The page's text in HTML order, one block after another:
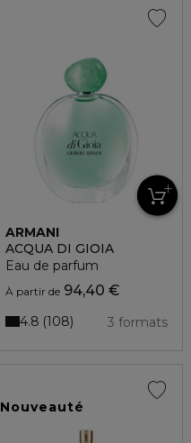
ARMANI
ACQUA DI GIOIA
Eau de parfum
À partir de94,40 €
3 formats
4.8 108
Nouveauté